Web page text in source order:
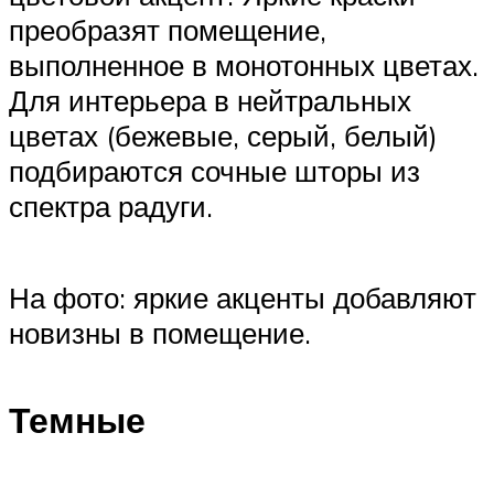
преобразят помещение,
выполненное в монотонных цветах.
Для интерьера в нейтральных
цветах (бежевые, серый, белый)
подбираются сочные шторы из
спектра радуги.
На фото: яркие акценты добавляют
новизны в помещение.
Темные